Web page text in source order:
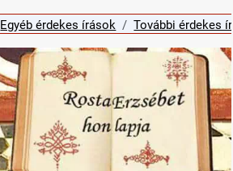
Egyéb érdekes írások További érdekes